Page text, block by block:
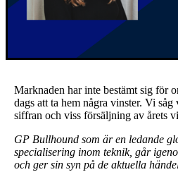
Marknaden har inte bestämt sig för
dags att ta hem några vinster. Vi
siffran och viss försäljning av årets
GP Bullhound som är en ledande
specialisering inom teknik, går
och ger sin syn på de aktuella